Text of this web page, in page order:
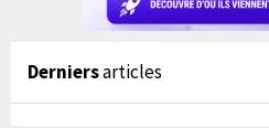
Derniersarticles